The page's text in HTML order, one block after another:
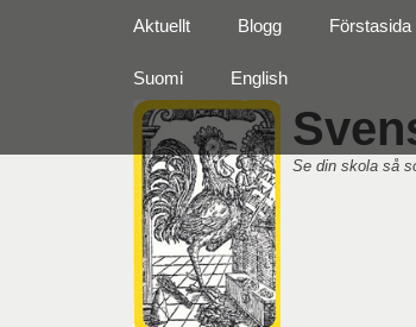
Se din skola så
Primär meny
innehåll
Aktuellt Blogg Förstasida
Suomi English